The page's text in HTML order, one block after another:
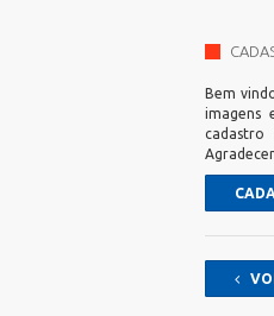
Bem
imagens
cadastro